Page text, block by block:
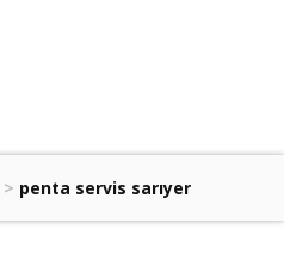
> penta servis sarıyer